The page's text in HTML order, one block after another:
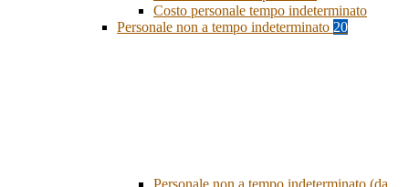
Costo personale tempo indeterminato
Personale non a tempo indeterminato 20